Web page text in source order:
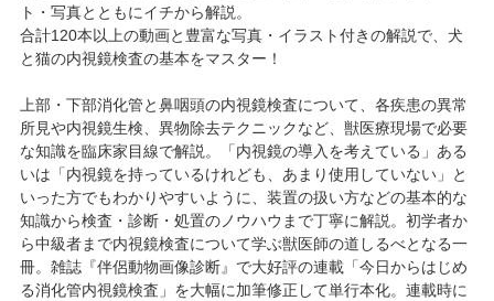
ト・写真とともにイチから解説。
合計120本以上の動画と豊富な写真・イラスト付きの解説で、犬
と猫の内視鏡検査の基本をマスター！
上部・下部消化管と鼻咽頭の内視鏡検査について、各疾患の異常
所見や内視鏡生検、異物除去テクニックなど、獣医療現場で必要
な知識を臨床家目線で解説。「内視鏡の導入を考えている」ある
いは「内視鏡を持っているけれども、あまり使用していない」と
いった方でもわかりやすいように、装置の扱い方などの基本的な
知識から検査・診断・処置のノウハウまで丁寧に解説。初学者か
ら中級者まで内視鏡検査について学ぶ獣医師の道しるべとなる一
冊。雑誌『伴侶動物画像診断』で大好評の連載「今日からはじめ
る消化管内視鏡検査」を大幅に加筆修正して単行本化。連載時に